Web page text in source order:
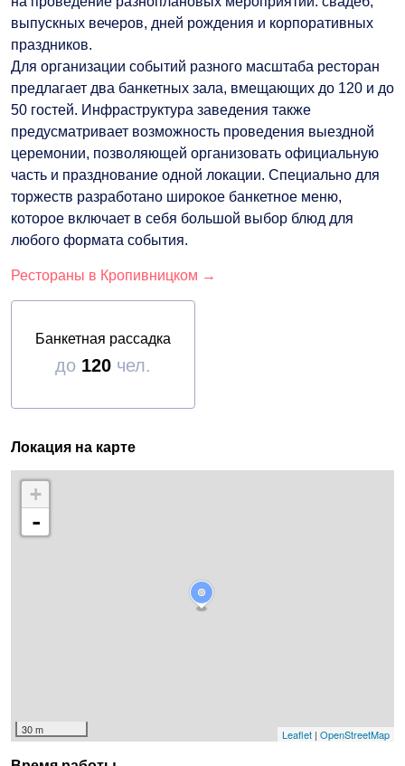
выпускных вечеров, дней рождения и корпоративных
праздников.
Для организации событий разного масштаба ресторан
предлагает два банкетных зала, вмещающих до 120 и до
50 гостей. Инфраструктура заведения также
предусматривает возможность проведения выездной
церемонии, позволяющей организовать официальную
часть и празднование одной локации. Специально для
торжеств разработано широкое банкетное меню,
которое включает в себя большой выбор блюд для
любого формата события.
Рестораны в Кропивницком →
Банкетная рассадка
до 120чел.
Локация на карте
+
-
30 m Leaflet | OpenStreetMap